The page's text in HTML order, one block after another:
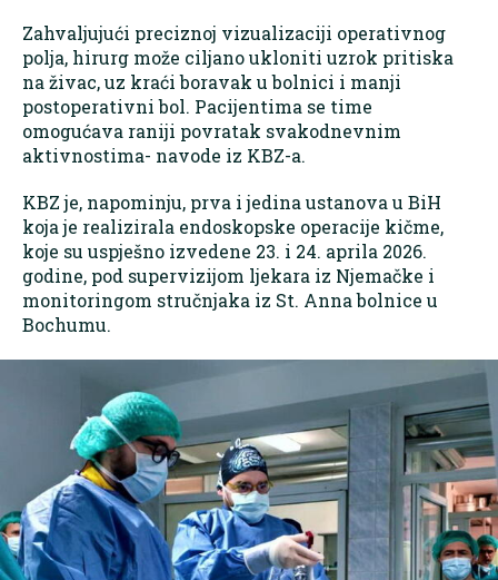
Zahvaljujući preciznoj vizualizaciji operativnog
polja, hirurg može ciljano ukloniti uzrok pritiska
na živac, uz kraći boravak u bolnici i manji
postoperativni bol. Pacijentima se time
omogućava raniji povratak svakodnevnim
aktivnostima- navode iz KBZ-a.
KBZ je, napominju, prva i jedina ustanova u BiH
koja je realizirala endoskopske operacije kičme,
koje su uspješno izvedene 23. i 24. aprila 2026.
godine, pod supervizijom ljekara iz Njemačke i
monitoringom stručnjaka iz St. Anna bolnice u
Bochumu.